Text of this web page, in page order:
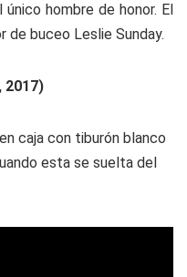
hombre de honor. El
buceo Leslie Sunday.
2017)
caja con tiburón blanco
esta se suelta del